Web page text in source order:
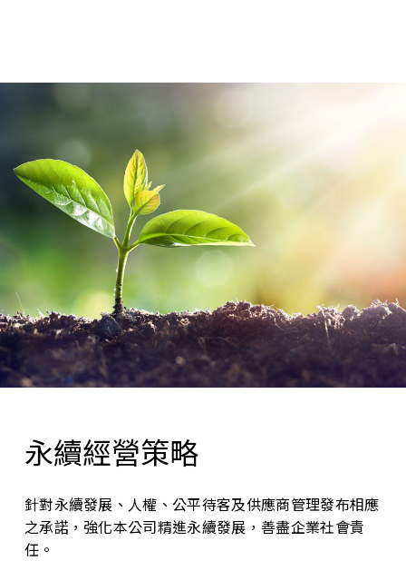
永續經營策略
針對永續發展、人權、公平待客及供應商管理發布相應
之承諾，強化本公司精進永續發展，善盡企業社會責
任。